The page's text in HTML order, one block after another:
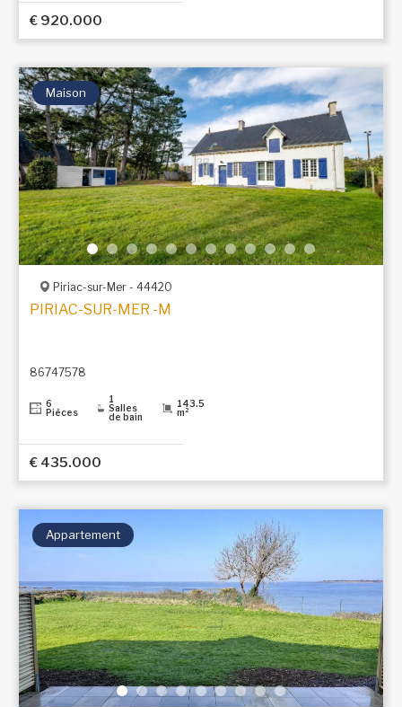
€ 920.000
Maison
Piriac-sur-Mer - 44420
PIRIAC-SUR-MER -MAISON ANCIENNE À RÉNOVER À
86747578
6
Pièces
1
Salles
de bain
143.5
m²
€ 435.000
Appartement